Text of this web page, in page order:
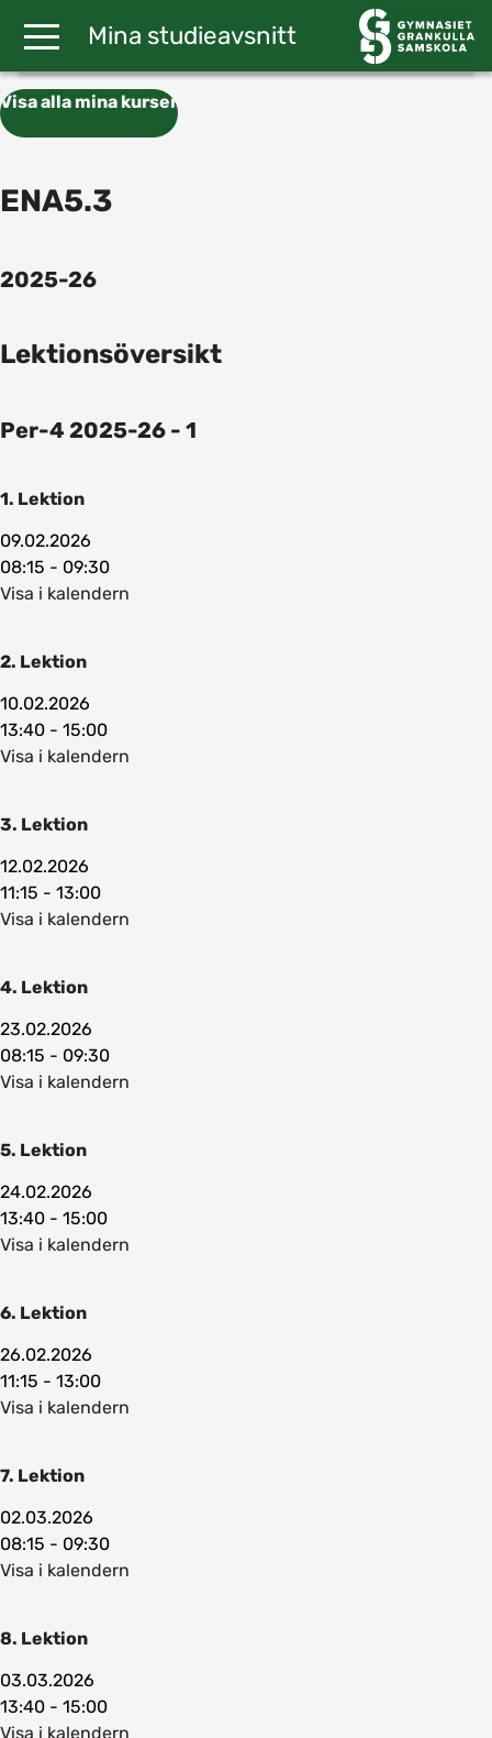
Mina studieavsnitt
Visa alla mina kurser
ENA5.3
2025-26
Lektionsöversikt
Per-4 2025-26 - 1
1. Lektion
09.02.2026
08:15 - 09:30
Visa i kalendern
2. Lektion
10.02.2026
13:40 - 15:00
Visa i kalendern
3. Lektion
12.02.2026
11:15 - 13:00
Visa i kalendern
4. Lektion
23.02.2026
08:15 - 09:30
Visa i kalendern
5. Lektion
24.02.2026
13:40 - 15:00
Visa i kalendern
6. Lektion
26.02.2026
11:15 - 13:00
Visa i kalendern
7. Lektion
02.03.2026
08:15 - 09:30
Visa i kalendern
8. Lektion
03.03.2026
13:40 - 15:00
Visa i kalendern